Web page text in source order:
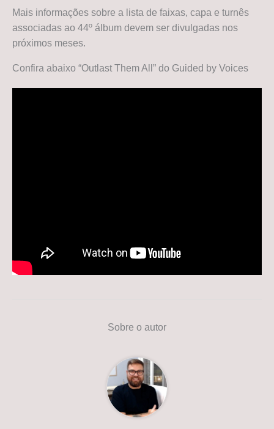
Mais informações sobre a lista de faixas, capa e turnês
associadas ao 44º álbum devem ser divulgadas nos
próximos meses.
Confira abaixo “Outlast Them All” do Guided by Voices
Sobre o autor